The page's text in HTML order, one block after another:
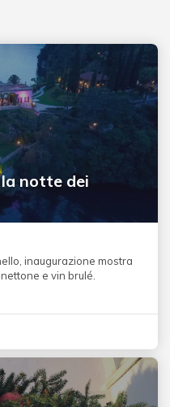
notte dei
inaugurazione mostra
e vin brulé.